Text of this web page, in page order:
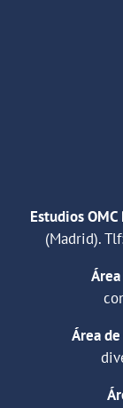
Estudios OMC
(Madrid).
Área